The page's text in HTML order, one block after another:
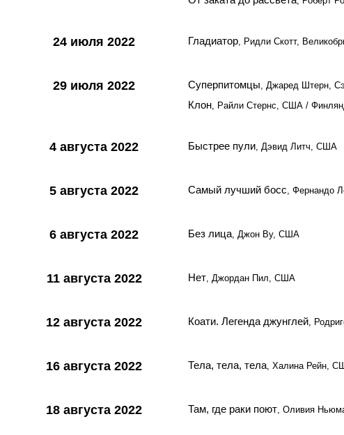
24 июля 2022 Гладиатор, Ридли Скотт,
29 июля 2022 Суперпитомцы, Джаред Штерн,
Клон, Райли Стернс, США /
4 августа 2022 Быстрее пули, Дэвид Литч, США
5 августа 2022 Самый лучший босс, Фернандо
6 августа 2022 Без лица, Джон Ву, США
11 августа 2022 Нет, Джордан Пил, США
12 августа 2022 Коати. Легенда джунглей,
16 августа 2022 Тела, тела, тела, Халина Рейн,
18 августа 2022 Там, где раки поют, Оливия